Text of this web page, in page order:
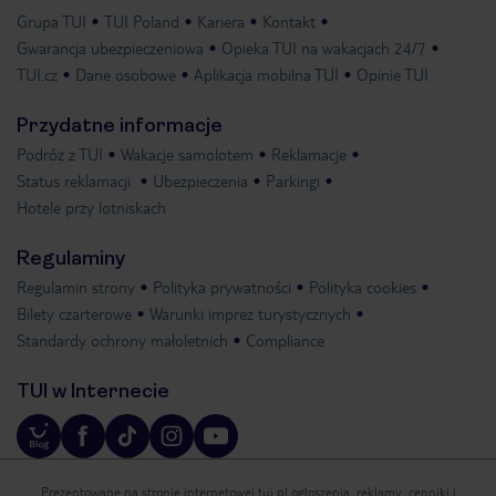
Grupa TUI TUI Poland Kariera
Kontakt
Gwarancja ubezpieczeniowa
Opieka TUI na wakacjach 24/7
TUI.cz
Dane osobowe Aplikacja mobilna TUI Opinie TUI
Przydatne informacje
Podróż z TUI Wakacje samolotem
Reklamacje
Status reklamacji
Ubezpieczenia
Parkingi
Hotele przy lotniskach
Regulaminy
Regulamin strony Polityka prywatności
Polityka cookies
Bilety czarterowe
Warunki imprez turystycznych
Standardy ochrony małoletnich
Compliance
TUI w Internecie
Prezentowane na stronie internetowej tui.pl ogłoszenia, reklamy, cenniki i